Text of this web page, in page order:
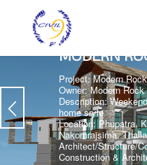
MODERN
Project: Modern
Owner: Modern Rock
Description:
home sryle
Location: Phupatra,
Nakornrajsima,
Architect/Structure/
Construction &